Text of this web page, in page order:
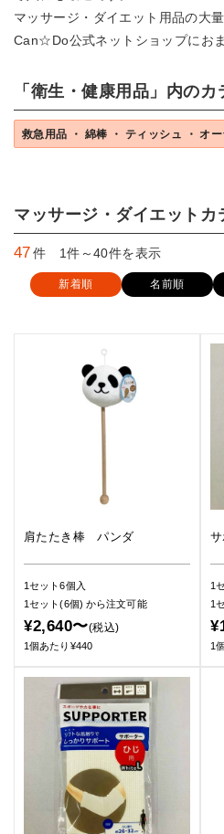
マッサージ・ダイエット用品の大
Can☆Do公式ネットショップにお
「衛生・健康用品」内のカ
救急用品 ・ 綿棒 ・ ティッシュ ・ オ
マッサージ・ダイエット
47件 1件～40件を表示
新着順 名前順
肩たたき棒 パンダ
1セット6個入
1セット(6個) から注文可能
¥2,640〜(税込)
1個あたり¥440
1
1
1